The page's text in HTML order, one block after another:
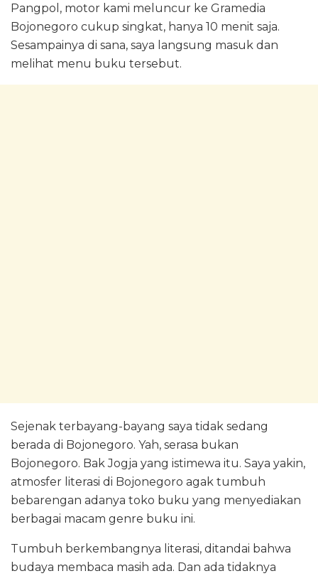
Pangpol, motor kami meluncur ke Gramedia
Bojonegoro cukup singkat, hanya 10 menit saja.
Sesampainya di sana, saya langsung masuk dan
melihat menu buku tersebut.
Sejenak terbayang-bayang saya tidak sedang
berada di Bojonegoro. Yah, serasa bukan
Bojonegoro. Bak Jogja yang istimewa itu. Saya yakin,
atmosfer literasi di Bojonegoro agak tumbuh
bebarengan adanya toko buku yang menyediakan
berbagai macam genre buku ini.
Tumbuh berkembangnya literasi, ditandai bahwa
budaya membaca masih ada. Dan ada tidaknya